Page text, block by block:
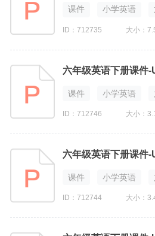
课件 小学英语
ID：712735 大小：
六年级英语下册课件
课件 小学英语
ID：712746 大小：
六年级英语下册课件
课件 小学英语
ID：712744 大小：